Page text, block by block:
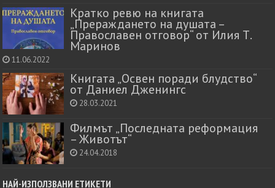
Кратко ревю на книгата
„Прераждането на душата –
Православен отговор“ от Илия Т.
Маринов
11.06.2022
Книгата „Освен поради блудство“
от Даниел Дженингс
28.03.2021
Филмът „Последната реформация
– Животът“
24.04.2018
НАЙ-ИЗПОЛЗВАНИ ЕТИКЕТИ